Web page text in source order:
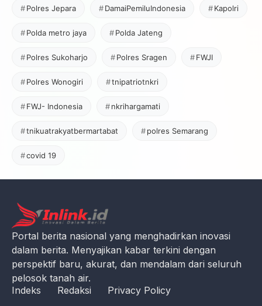
Polres Jepara DamaiPemiluIndonesia Kapolri
Polda metro jaya Polda Jateng
Polres Sukoharjo Polres Sragen FWJI
Polres Wonogiri tnipatriotnkri
FWJ- Indonesia nkrihargamati
tnikuatrakyatbermartabat polres Semarang
covid 19
Portal berita nasional yang menghadirkan inovasi
dalam berita. Menyajikan kabar terkini dengan
perspektif baru, akurat, dan mendalam dari seluruh
pelosok tanah air.
Indeks
Redaksi Privacy Policy